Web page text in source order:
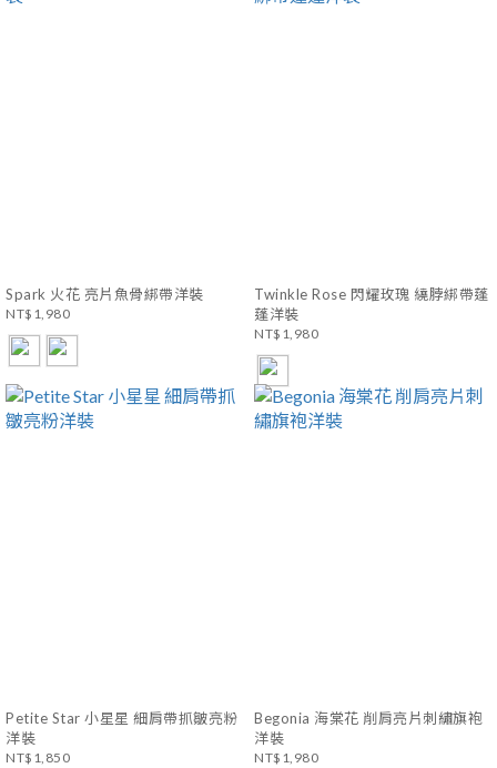
Spark 火花 亮片魚骨綁帶洋裝
NT$1,980
Twinkle Rose 閃耀玫瑰 繞脖綁帶蓬
蓬洋裝
NT$1,980
Petite Star 小星星 細肩帶抓皺亮粉
洋裝
NT$1,850
Begonia 海棠花 削肩亮片刺繡旗袍
洋裝
NT$1,980